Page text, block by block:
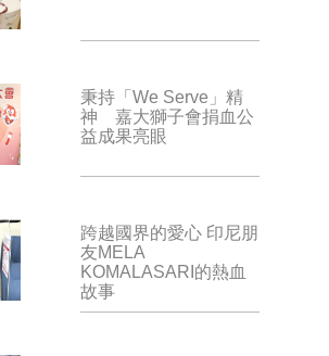
秉持「We Serve」精
神 嘉大獅子會捐血公
益成果亮眼
跨越國界的愛心 印尼朋
友MELA
KOMALASARI的熱血
故事